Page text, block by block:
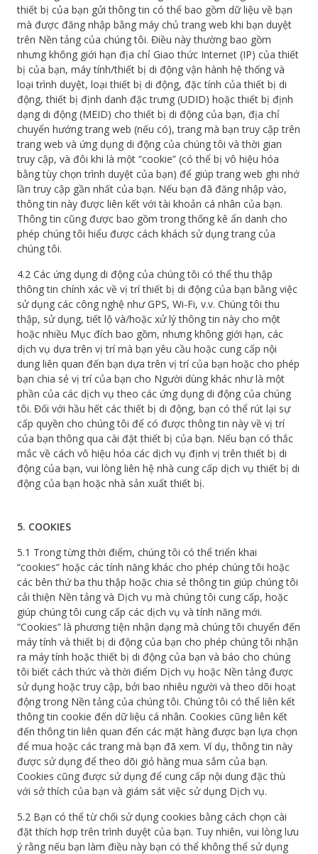
thiết bị của bạn gửi thông tin có thể bao gồm dữ liệu về bạn
mà được đăng nhập bằng máy chủ trang web khi bạn duyệt
trên Nền tảng của chúng tôi. Điều này thường bao gồm
nhưng không giới hạn địa chỉ Giao thức Internet (IP) của thiết
bị của bạn, máy tính/thiết bị di động vận hành hệ thống và
loại trình duyệt, loại thiết bị di động, đặc tính của thiết bị di
động, thiết bị định danh đặc trưng (UDID) hoặc thiết bị định
dạng di động (MEID) cho thiết bị di động của bạn, địa chỉ
chuyển hướng trang web (nếu có), trang mà bạn truy cập trên
trang web và ứng dụng di động của chúng tôi và thời gian
truy cập, và đôi khi là một “cookie” (có thể bị vô hiệu hóa
bằng tùy chọn trình duyệt của bạn) để giúp trang web ghi nhớ
lần truy cập gần nhất của bạn. Nếu bạn đã đăng nhập vào,
thông tin này được liên kết với tài khoản cá nhân của bạn.
Thông tin cũng được bao gồm trong thống kê ẩn danh cho
phép chúng tôi hiểu được cách khách sử dụng trang của
chúng tôi.
4.2 Các ứng dụng di động của chúng tôi có thể thu thập
thông tin chính xác về vị trí thiết bị di động của bạn bằng việc
sử dụng các công nghệ như GPS, Wi-Fi, v.v. Chúng tôi thu
thập, sử dụng, tiết lộ và/hoặc xử lý thông tin này cho một
hoặc nhiều Mục đích bao gồm, nhưng không giới hạn, các
dịch vụ dựa trên vị trí mà bạn yêu cầu hoặc cung cấp nội
dung liên quan đến bạn dựa trên vị trí của bạn hoặc cho phép
bạn chia sẻ vị trí của bạn cho Người dùng khác như là một
phần của các dịch vụ theo các ứng dụng di động của chúng
tôi. Đối với hầu hết các thiết bị di động, bạn có thể rút lại sự
cấp quyền cho chúng tôi để có được thông tin này về vị trí
của bạn thông qua cài đặt thiết bị của bạn. Nếu bạn có thắc
mắc về cách vô hiệu hóa các dịch vụ định vị trên thiết bị di
động của bạn, vui lòng liên hệ nhà cung cấp dịch vụ thiết bị di
động của bạn hoặc nhà sản xuất thiết bị.
5. COOKIES
5.1 Trong từng thời điểm, chúng tôi có thể triển khai
“cookies” hoặc các tính năng khác cho phép chúng tôi hoặc
các bên thứ ba thu thập hoặc chia sẻ thông tin giúp chúng tôi
cải thiện Nền tảng và Dịch vụ mà chúng tôi cung cấp, hoặc
giúp chúng tôi cung cấp các dịch vụ và tính năng mới.
“Cookies” là phương tiện nhận dạng mà chúng tôi chuyển đến
máy tính và thiết bị di động của bạn cho phép chúng tôi nhận
ra máy tính hoặc thiết bị di động của bạn và báo cho chúng
tôi biết cách thức và thời điểm Dịch vụ hoặc Nền tảng được
sử dụng hoặc truy cập, bởi bao nhiêu người và theo dõi hoạt
động trong Nền tảng của chúng tôi. Chúng tôi có thể liên kết
thông tin cookie đến dữ liệu cá nhân. Cookies cũng liên kết
đến thông tin liên quan đến các mặt hàng được bạn lựa chọn
để mua hoặc các trang mà bạn đã xem. Ví dụ, thông tin này
được sử dụng để theo dõi giỏ hàng mua sắm của bạn.
Cookies cũng được sử dụng để cung cấp nội dung đặc thù
với sở thích của bạn và giám sát việc sử dụng Dịch vụ.
5.2 Bạn có thể từ chối sử dụng cookies bằng cách chọn cài
đặt thích hợp trên trình duyệt của bạn. Tuy nhiên, vui lòng lưu
ý rằng nếu bạn làm điều này bạn có thể không thể sử dụng